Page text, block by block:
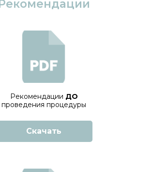
Рекомендации
Рекомендации ДО
проведения процедуры
Скачать